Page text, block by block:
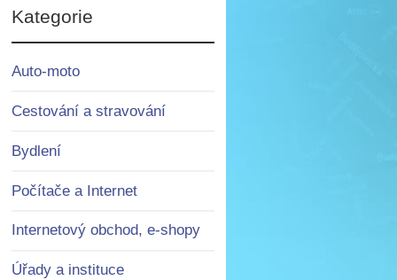
Kategorie
Auto-moto
Cestování a stravování
Bydlení
Počítače a Internet
Internetový obchod, e-shopy
Úřady a instituce